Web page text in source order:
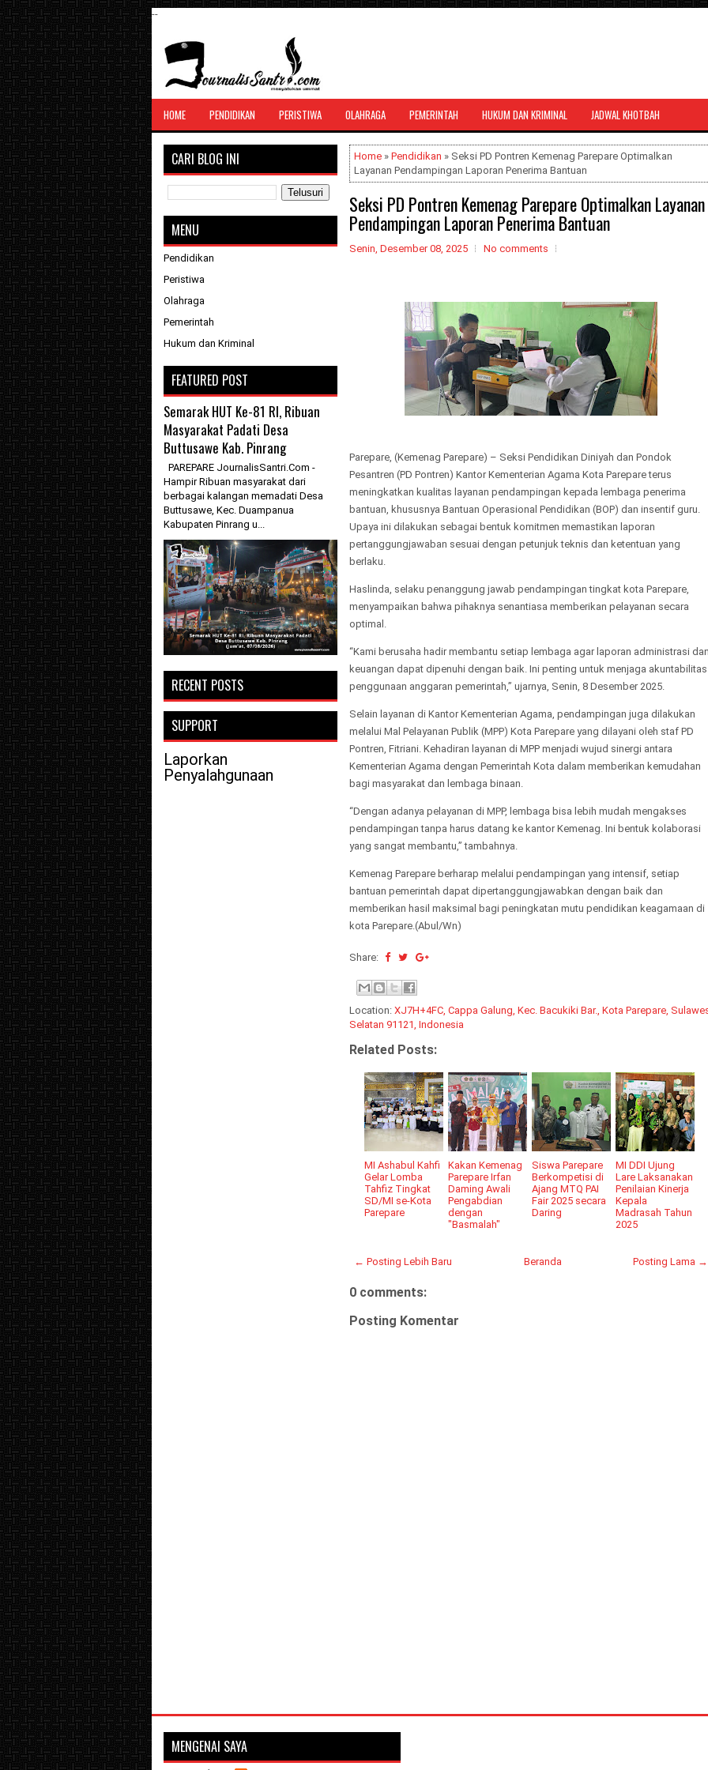
--
SANTRI JURNALIS
Menghimpun seluruh berita, tulisan, jurnal bernuansa agama yang dapat
HOME PENDIDIKAN PERISTIWA OLAHRAGA PEMERINTAH HUKUM DAN KRIMINAL JADWAL KHOTBAH
Home » Pendidikan » Seksi PD Pontren Kemenag Parepare Optimalkan
Layanan Pendampingan Laporan Penerima Bantuan
Seksi PD Pontren Kemenag Parepare Optimalkan Layanan
Pendampingan Laporan Penerima Bantuan
Senin, Desember 08, 2025 No comments
Parepare, (Kemenag Parepare) – Seksi Pendidikan Diniyah dan Pondok
Pesantren (PD Pontren) Kantor Kementerian Agama Kota Parepare terus
meningkatkan kualitas layanan pendampingan kepada lembaga penerima
bantuan, khususnya Bantuan Operasional Pendidikan (BOP) dan insentif guru.
Upaya ini dilakukan sebagai bentuk komitmen memastikan laporan
pertanggungjawaban sesuai dengan petunjuk teknis dan ketentuan yang
berlaku.
Haslinda, selaku penanggung jawab pendampingan tingkat kota Parepare,
menyampaikan bahwa pihaknya senantiasa memberikan pelayanan secara
optimal.
“Kami berusaha hadir membantu setiap lembaga agar laporan administrasi
keuangan dapat dipenuhi dengan baik. Ini penting untuk menjaga akuntabilitas
penggunaan anggaran pemerintah,” ujarnya, Senin, 8 Desember 2025.
Selain layanan di Kantor Kementerian Agama, pendampingan juga dilakukan
melalui Mal Pelayanan Publik (MPP) Kota Parepare yang dilayani oleh staf PD
Pontren, Fitriani. Kehadiran layanan di MPP menjadi wujud sinergi antara
Kementerian Agama dengan Pemerintah Kota dalam memberikan kemudahan
bagi masyarakat dan lembaga binaan.
“Dengan adanya pelayanan di MPP, lembaga bisa lebih mudah mengakses
pendampingan tanpa harus datang ke kantor Kemenag. Ini bentuk kolaborasi
yang sangat membantu,” tambahnya.
Kemenag Parepare berharap melalui pendampingan yang intensif, setiap
bantuan pemerintah dapat dipertanggungjawabkan dengan baik dan
memberikan hasil maksimal bagi peningkatan mutu pendidikan keagamaan di
kota Parepare.(Abul/Wn)
Share:
Location: XJ7H+4FC, Cappa Galung, Kec. Bacukiki Bar., Kota Parepare,
Selatan 91121, Indonesia
Related Posts:
MI Ashabul Kahfi
Gelar Lomba
Tahfiz Tingkat
SD/MI se-Kota
Parepare
Kakan Kemenag
Parepare Irfan
Daming Awali
Pengabdian
dengan
"Basmalah"
Siswa Parepare
Berkompetisi di
Ajang MTQ PAI
Fair 2025 secara
Daring
MI DDI Ujung
Lare Laksanakan
Penilaian Kinerja
Kepala
Madrasah Tahun
2025
← Posting Lebih Baru Posting Lama →
Beranda
0 comments:
Posting Komentar
CARI BLOG INI
MENU
Pendidikan
Peristiwa
Olahraga
Pemerintah
Hukum dan Kriminal
FEATURED POST
Semarak HUT Ke-81 RI, Ribuan
Masyarakat Padati Desa
Buttusawe Kab. Pinrang
PAREPARE JournalisSantri.Com -
Hampir Ribuan masyarakat dari
berbagai kalangan memadati Desa
Buttusawe, Kec. Duampanua
Kabupaten Pinrang u...
RECENT POSTS
SUPPORT
Laporkan
Penyalahgunaan
MENGENAI SAYA